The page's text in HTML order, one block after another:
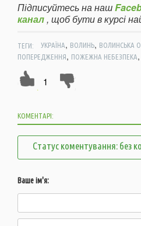
Підписуйтесь на наш
канал, щоб бути в курсі
ТЕГИ: УКРАЇНА, ВОЛИНЬ, ВОЛИНСЬКА
ПОПЕРЕДЖЕННЯ, ПОЖЕЖНА НЕБЕЗПЕКА,
1
КОМЕНТАРІ:
Статус коментування: без
Ваше ім'я: